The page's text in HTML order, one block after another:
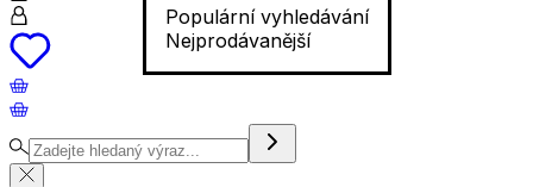
Populární vyhledávání
Nejprodávanější